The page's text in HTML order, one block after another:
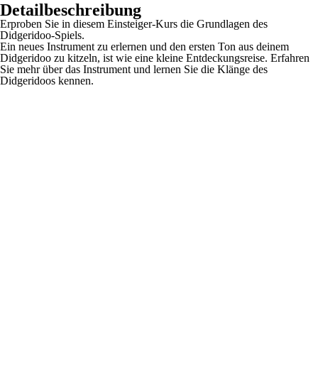
Detailbeschreibung
Erproben Sie in diesem Einsteiger-Kurs die Grundlagen des
Didgeridoo-Spiels.
Ein neues Instrument zu erlernen und den ersten Ton aus deinem
Didgeridoo zu kitzeln, ist wie eine kleine Entdeckungsreise. Erfahren
Sie mehr über das Instrument und lernen Sie die Klänge des
Didgeridoos kennen.